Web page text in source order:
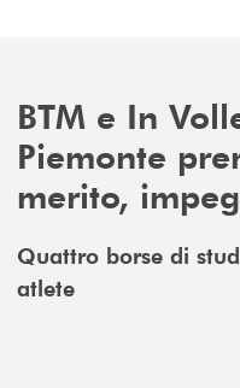
BTM e In
Piemonte
merito,
Quattro borse di
atlete